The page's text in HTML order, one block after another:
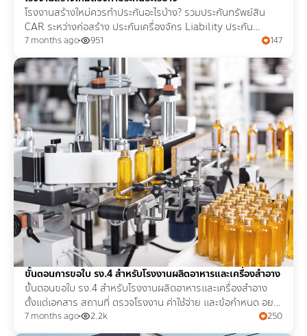
โรงงานสร้างใหม่ควรทำประกันอะไรบ้าง? รวมประกันทรัพย์สิน
CAR ระหว่างก่อสร้าง ประกันเครื่องจักร Liability ประกัน
พนักงาน Cyber และธุรกิจหยุดชะงัก พร้อมเช็กลิสต์ก่อนเริ่มเดิน
เครื่อง
7 months ago 951 147
ขั้นตอนการขอใบ รง.4 สำหรับโรงงานผลิตอาหารและเครื่องสำอาง
ขั้นตอนขอใบ รง.4 สำหรับโรงงานผลิตอาหารและเครื่องสำอาง
ตั้งแต่เอกสาร สถานที่ ตรวจโรงงาน ค่าใช้จ่าย และข้อกำหนด อย.
ครบจบในบทความเดียว
7 months ago 2.2k 250